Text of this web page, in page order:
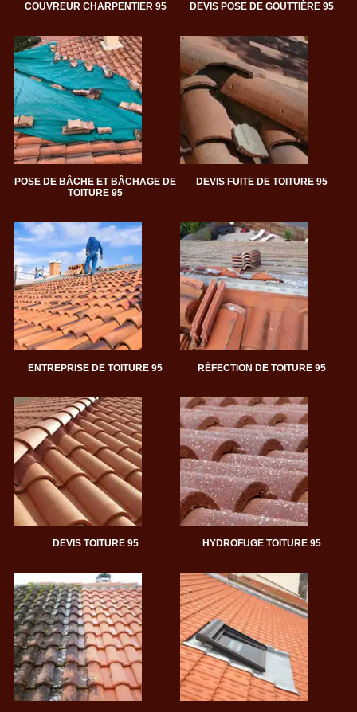
COUVREUR CHARPENTIER 95 DEVIS POSE DE GOUTTIÈRE 95
POSE DE BÂCHE ET BÂCHAGE DE
TOITURE 95
DEVIS FUITE DE TOITURE 95
ENTREPRISE DE TOITURE 95 RÉFECTION DE TOITURE 95
DEVIS TOITURE 95 HYDROFUGE TOITURE 95